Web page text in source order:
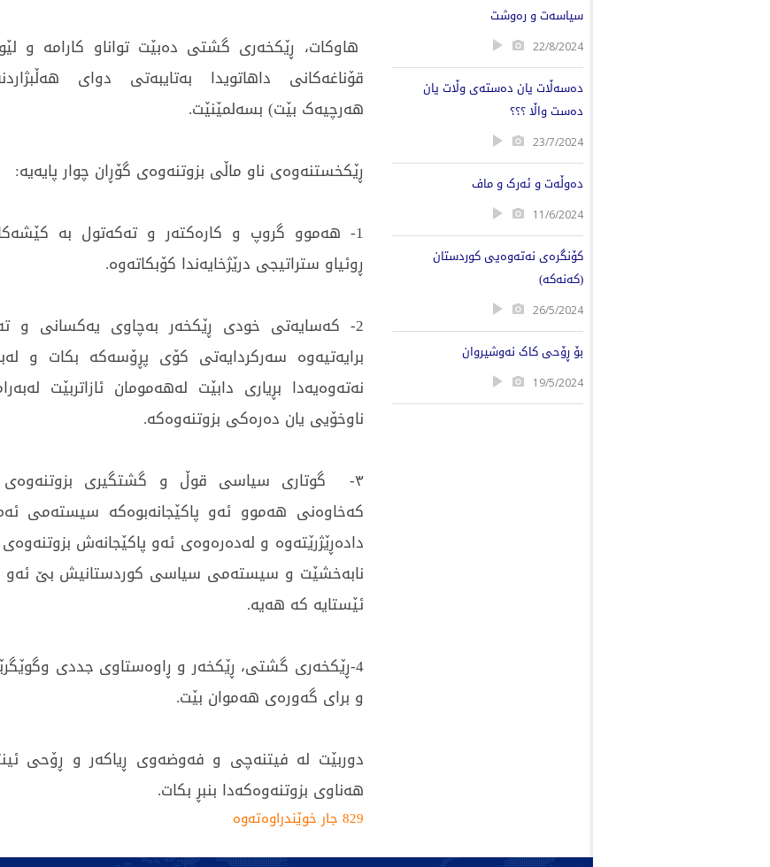
سیاسەت و رەوشت
22/8/2024
دەسەڵات یان دەستەی وڵات یان
دەست واڵا ؟؟؟
23/7/2024
دەوڵەت و ئەرک و ماف
11/6/2024
کۆنگرەى نەتەوەیی کوردستان
(کەنەکە)
26/5/2024
بۆ ڕۆحی کاک نەوشیروان
19/5/2024
هاوکات، ڕێکخەری گشتی دەبێت تواناو کارامە و
قۆناغەکانی داهاتویدا بەتایبەتی دوای
هەرچیەک بێت) بسەلمێنێت.
ڕێکخستنەوەی ناو ماڵی بزوتنەوەی گۆڕان چوار پایەیە:
1- هەموو گروپ و کارەکتەر و تەکەتول بە
ڕوئیاو ستراتیجی درێژخایەندا کۆبکاتەوە.
2- کەسایەتی خودی ڕێکخەر بەچاوی یەکسانی
برایەتیەوە سەرکردایەتی کۆی پڕۆسەکە بکات و
نەتەوەیەدا بڕیاری دابێت لەهەمومان ئازاتربێت
ناوخۆیی یان دەرەکی بزوتنەوەکە.
٣- گوتاری سیاسی قوڵ و گشتگیری بزوتنەوەی
کەخاوەنی هەموو ئەو پاکێجانەبوەکە سیستەمی
دادەڕێژرێتەوە و لەدەرەوەی ئەو پاکێجانەش
نابەخشێت و سیستەمی سیاسی کوردستانیش بێ ئەو
ئێستایە کە هەیە.
4-ڕێکخەری گشتی، ڕێکخەر و ڕاوەستاوی جددی
و برای گەورەی هەموان بێت.
دوربێت لە فیتنەچی و فەوضەوی ڕیاکەر و ڕۆحی
هەناوی بزوتنەوەکەدا بنبڕ بکات.
829 جار خوێندراوەتەوە